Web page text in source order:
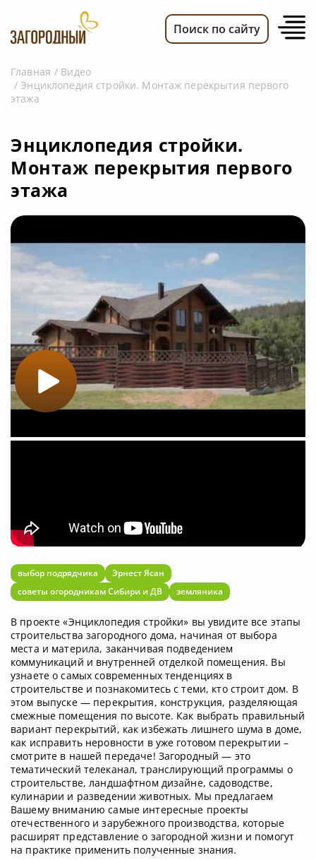
ВИДЕО
ПЕРЕДАЧИ
ТЕЛЕПРОГРАММА
Поиск по сайту
Главная
Видео
Энциклопедия стройки. Монтаж перекрытия первого
этажа
Энциклопедия стройки.
Монтаж перекрытия первого
этажа
выбор подрядчика
Эрнест Ясан
советы огородникам Сибири и ДВ
земляника
В проекте «Энциклопедия стройки» вы увидите все этапы
строительства загородного дома, начиная от выбора
места и материла, заканчивая подведением
коммуникаций и внутренней отделкой помещения. Вы
узнаете о самых современных тенденциях в
строительстве и познакомитесь с теми, кто строит дом. В
этом выпуске — перекрытия, конструкция, разделяющая
смежные помещения по высоте. Как выбрать правильный
вариант перекрытий, как избежать лишнего шума в доме,
как исправить неровности в уже готовом перекрытии –
смотрите в нашей передаче! Загородный — это
тематический телеканал, транслирующий программы о
строительстве, ландшафтном дизайне, садоводстве,
кулинарии и разведении животных. Мы предлагаем
Вашему вниманию самые интересные проекты
отечественного и зарубежного производства, которые
расширят представление о загородной жизни и помогут
на практике применить полученные знания.